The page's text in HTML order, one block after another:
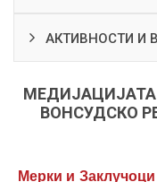
АКТИВНОСТИ И
ВОНСУДСКО
Мерки и